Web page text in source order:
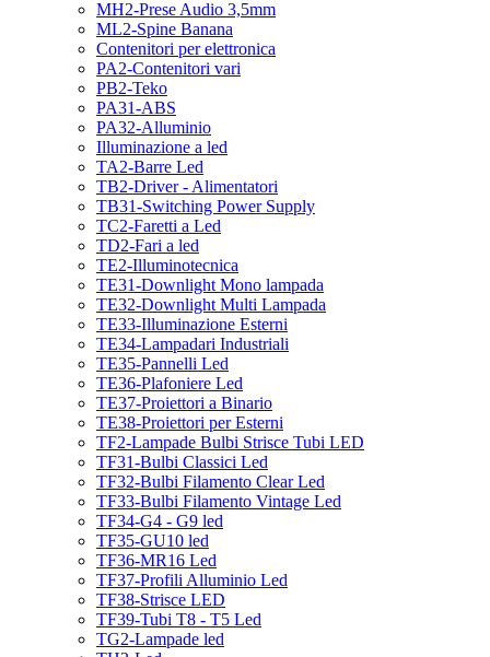
MH2-Prese Audio 3,5mm
ML2-Spine Banana
Contenitori per elettronica
PA2-Contenitori vari
PB2-Teko
PA31-ABS
PA32-Alluminio
Illuminazione a led
TA2-Barre Led
TB2-Driver - Alimentatori
TB31-Switching Power Supply
TC2-Faretti a Led
TD2-Fari a led
TE2-Illuminotecnica
TE31-Downlight Mono lampada
TE32-Downlight Multi Lampada
TE33-Illuminazione Esterni
TE34-Lampadari Industriali
TE35-Pannelli Led
TE36-Plafoniere Led
TE37-Proiettori a Binario
TE38-Proiettori per Esterni
TF2-Lampade Bulbi Strisce Tubi LED
TF31-Bulbi Classici Led
TF32-Bulbi Filamento Clear Led
TF33-Bulbi Filamento Vintage Led
TF34-G4 - G9 led
TF35-GU10 led
TF36-MR16 Led
TF37-Profili Alluminio Led
TF38-Strisce LED
TF39-Tubi T8 - T5 Led
TG2-Lampade led